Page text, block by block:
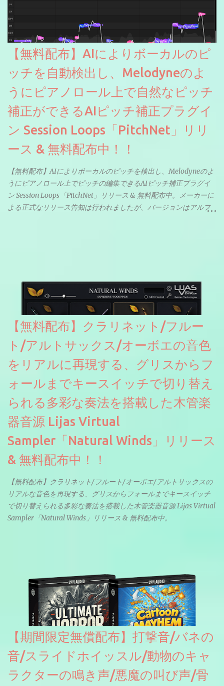
【無料配布】AIによりボーカルのピ
ッチを自動検出し、Melodyneのよ
うにピアノロール上で自然なピッチ
補正ができるAIピッチ補正プラグイ
ン Session Loops「PitchNet」リリ
ース & 無料配布中！！
【無料配布】AIによりボーカルのピッチを検出し、Melodyneのよ
うにピアノロール上でピッチの編集できるAIピッチ補正プラグイ
ン Session Loops「PitchNet」リリース & 無料配布中。メーカーに
よる正式なリリース告知は行われましたが、バージョンはアルフ
ソースを元に設計・改良した製品のようです。
【無料配布】クラリネット/フルー
ト/アルトサックス/オーボエの音色
をリアルに再現する、グリスからフ
ォールまでキースイッチで切り替え
られる多彩な奏法を搭載した木管楽
器音源 Lijas Virtual
Sampler「Natural Winds」リリース
& 無料配布中！！
【無料配布】クラリネット/フルート/オーボエ/アルトサックスの
リアルな音色を再現する、グリスからフォールまでキースイッチ
で切り替えられる多彩な奏法を搭載した木管楽器音源 Lijas Virtual
Sampler「Natural Winds」リリース & 無料配布中。
【期間限定無償配布】打撃音/バネの
音/スライドホイッスル/動物のキャ
ラクターの鳴き声/悪魔の叫び声/骨